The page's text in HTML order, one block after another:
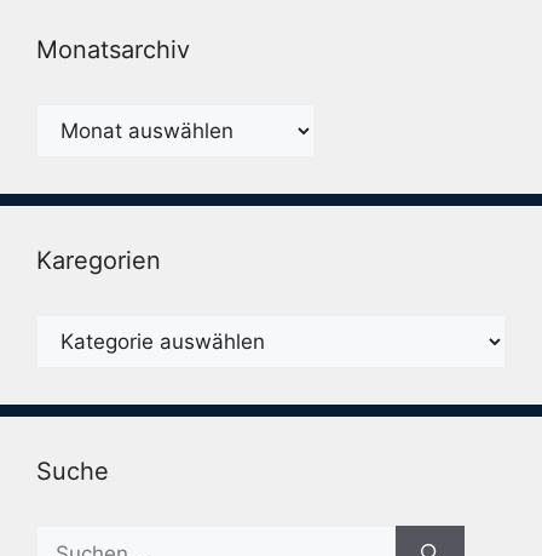
Monatsarchiv
Monatsarchiv
Karegorien
Karegorien
Suche
Suche